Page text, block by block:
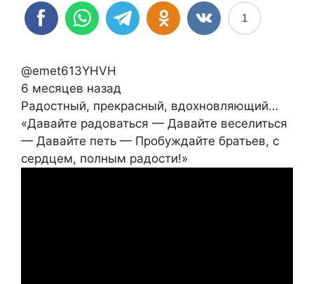
1
@emet613YHVH
6 месяцев назад
Радостный, прекрасный, вдохновляющий…
«Давайте радоваться — Давайте веселиться
— Давайте петь — Пробуждайте братьев, с
сердцем, полным радости!»